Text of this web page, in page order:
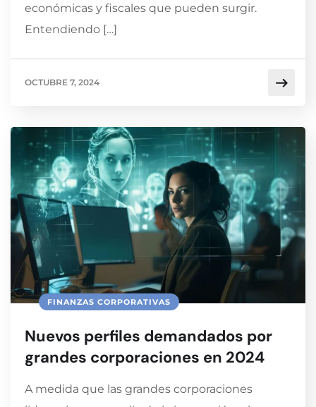
económicas y fiscales que pueden surgir.
Entendiendo […]
OCTUBRE 7, 2024
FINANZAS CORPORATIVAS
Nuevos perfiles demandados por
grandes corporaciones en 2024
A medida que las grandes corporaciones